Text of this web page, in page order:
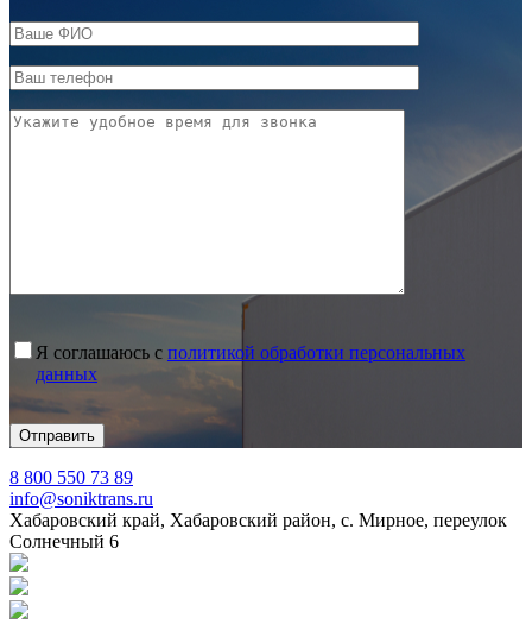
Я соглашаюсь с политикой обработки персональных
данных
8 800 550 73 89
info@soniktrans.ru
Хабаровский край, Хабаровский район, с. Мирное, переулок
Солнечный 6